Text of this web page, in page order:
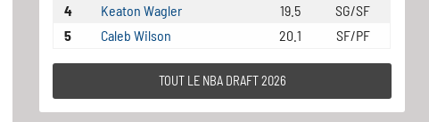
4
Keaton Wagler 19.5
SG/SF
5
Caleb Wilson 20.1 SF/PF
TOUT LE NBA DRAFT 2026